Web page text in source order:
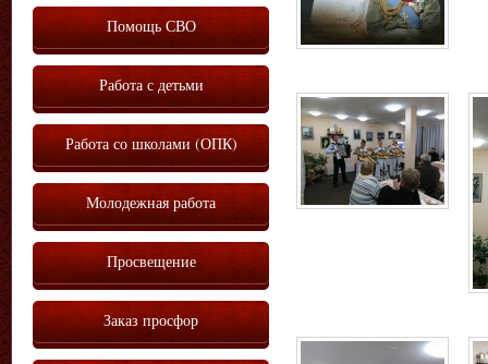
Помощь СВО
Работа с детьми
Работа со школами (ОПК)
Молодежная работа
Просвещение
Заказ просфор